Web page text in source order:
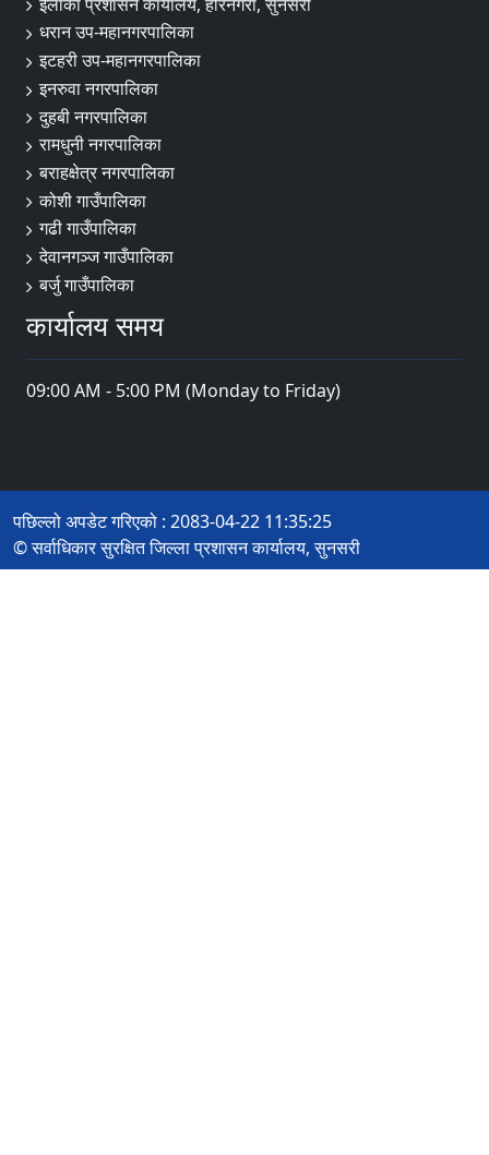
धरान उप-महानगरपालिका
इटहरी उप-महानगरपालिका
इनरुवा नगरपालिका
दुहबी नगरपालिका
रामधुनी नगरपालिका
बराहक्षेत्र नगरपालिका
कोशी गाउँपालिका
गढी गाउँपालिका
देवानगञ्ज गाउँपालिका
बर्जु गाउँपालिका
कार्यालय समय
09:00 AM - 5:00 PM (Monday to Friday)
पछिल्लो अपडेट गरिएको : 2083-04-22 11:35:25
© सर्वाधिकार सुरक्षित जिल्ला प्रशासन कार्यालय, सुनसरी